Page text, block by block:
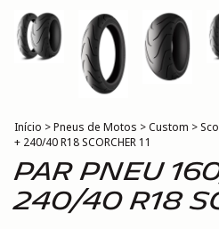
Início >Pneus de Motos >Custom >
+ 240/40 R18 SCORCHER 11
PAR PNEU
240/40 R18